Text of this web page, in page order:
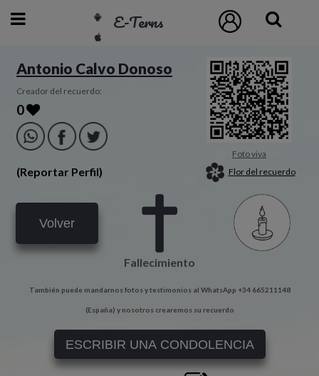
E-Terns
ESP
ENG
POR
Inicio
Acceso
Antonio Calvo Donoso
Creador del recuerdo:
0
(Reportar Perfil)
Foto viva
Flor del recuerdo
Volver
Fallecimiento
También puede mandarnos fotos y testimonios al WhatsApp +34 665211148
(España) y nosotros crearemos su recuerdo
ESCRIBIR UNA CONDOLENCIA